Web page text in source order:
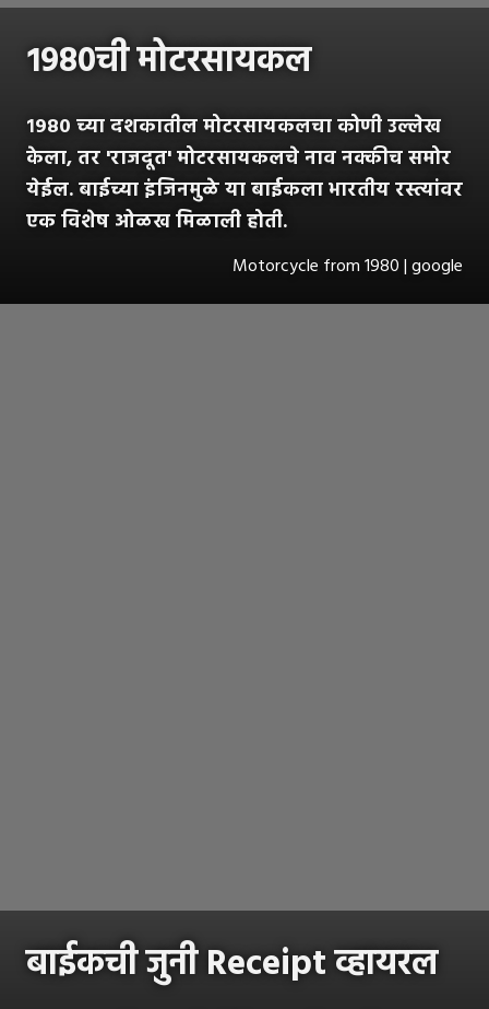
१९८०ची मोटरसायकल
१९८० च्या दशकातील मोटरसायकलचा कोणी उल्लेख
केला, तर 'राजदूत' मोटरसायकलचे नाव नक्कीच समोर
येईल. बाईच्या इंजिनमुळे या बाईकला भारतीय रस्त्यांवर
एक विशेष ओळख मिळाली होती.
Motorcycle from 1980 | google
बाईकची जुनी Receipt व्हायरल